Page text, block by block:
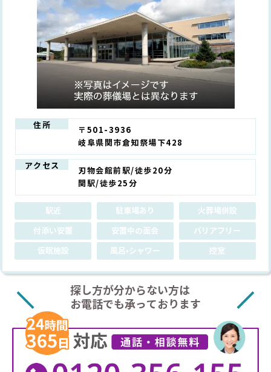
住所
〒501-3936
岐阜県関市倉知祭場下428
アクセス
刃物会館前駅/徒歩20分
関駅/徒歩25分
駅近 駐車場あり
火葬場併設
付添い安置
安置中の面会
バリアフリー
仮眠施設
風呂•シャワー 控室
探し方が分からない方は
お電話でも承っております